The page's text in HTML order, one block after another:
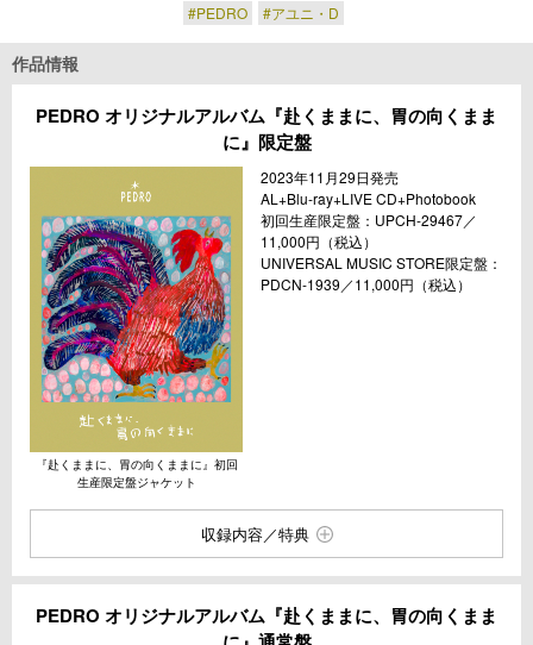
#PEDRO #アユニ・D
作品情報
PEDRO オリジナルアルバム『赴くままに、胃の向くまま
に』限定盤
『赴くままに、胃の向くままに』初回
生産限定盤ジャケット
2023年11月29日発売
AL+Blu-ray+LIVE CD+Photobook
初回生産限定盤：UPCH-29467／
11,000円（税込）
UNIVERSAL MUSIC STORE限定盤：
PDCN-1939／11,000円（税込）
収録内容／特典
PEDRO オリジナルアルバム『赴くままに、胃の向くまま